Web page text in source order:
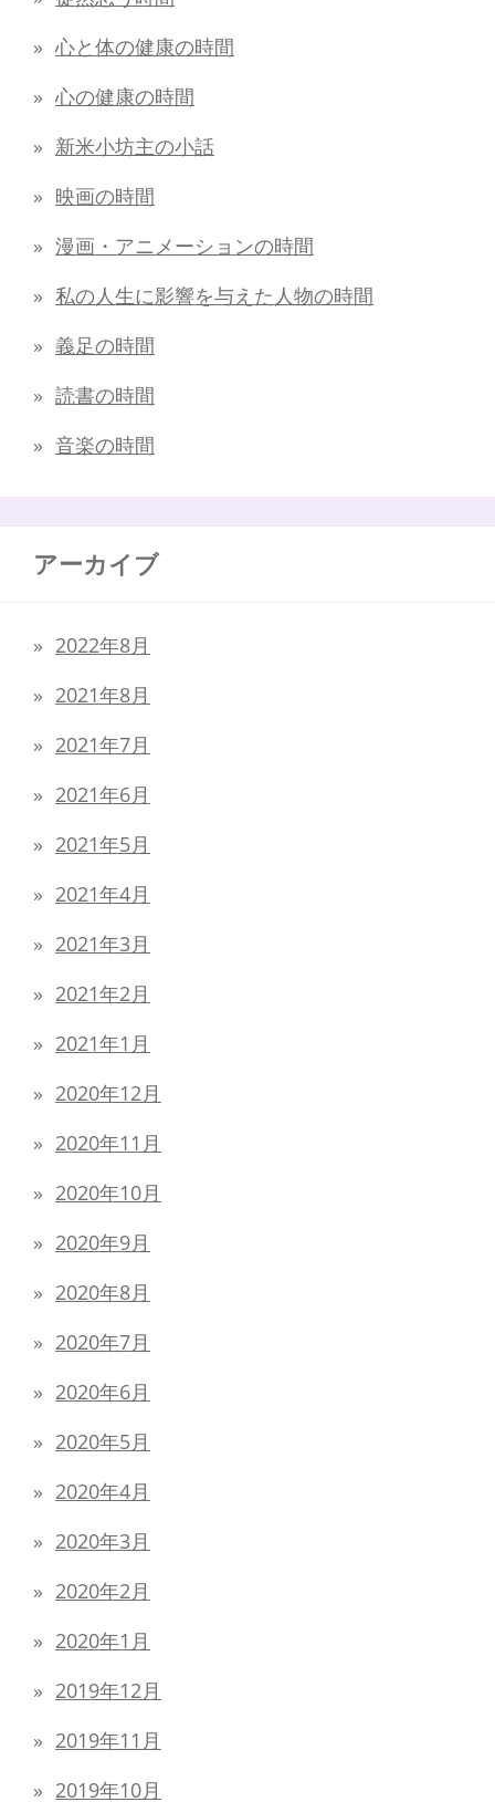
心と体の健康の時間
心の健康の時間
新米小坊主の小話
映画の時間
漫画・アニメーションの時間
私の人生に影響を与えた人物の時間
義足の時間
読書の時間
音楽の時間
アーカイブ
2022年8月
2021年8月
2021年7月
2021年6月
2021年5月
2021年4月
2021年3月
2021年2月
2021年1月
2020年12月
2020年11月
2020年10月
2020年9月
2020年8月
2020年7月
2020年6月
2020年5月
2020年4月
2020年3月
2020年2月
2020年1月
2019年12月
2019年11月
2019年10月